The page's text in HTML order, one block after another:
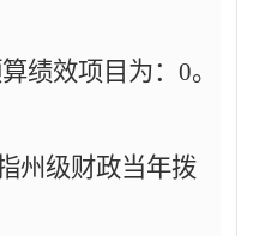
绩效项目为：0。
州级财政当年拨